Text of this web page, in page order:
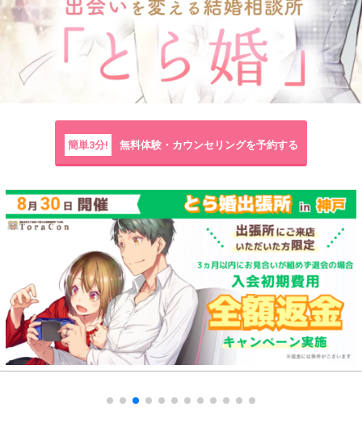
簡単3分! 無料体験・カウンセリングを予約する